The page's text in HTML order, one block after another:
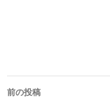
投
前の投稿